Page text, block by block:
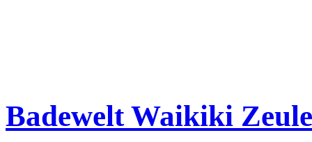
Badewelt Waikiki